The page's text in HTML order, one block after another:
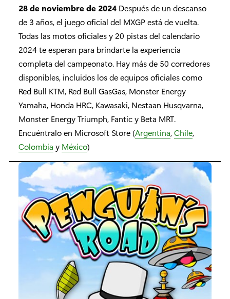
28 de noviembre de 2024 Después de un descanso
de 3 años, el juego oficial del MXGP está de vuelta.
Todas las motos oficiales y 20 pistas del calendario
2024 te esperan para brindarte la experiencia
completa del campeonato. Hay más de 50 corredores
disponibles, incluidos los de equipos oficiales como
Red Bull KTM, Red Bull GasGas, Monster Energy
Yamaha, Honda HRC, Kawasaki, Nestaan ​​Husqvarna,
Monster Energy Triumph, Fantic y Beta MRT.
Encuéntralo en Microsoft Store (Argentina,Chile,
Colombia y México)